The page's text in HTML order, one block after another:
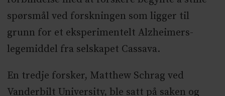
spørsmål ved forskningen som ligger til
grunn for et eksperimentelt Alzheimers-
legemiddel fra selskapet Cassava.
En tredje forsker, Matthew Schrag ved
Vanderbilt University, ble satt på saken og